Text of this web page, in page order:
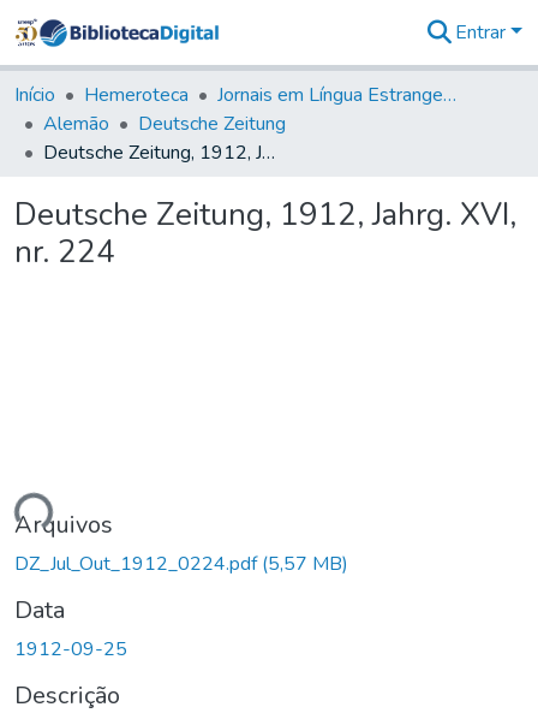
&
Coleções
Tudo na
Biblioteca
Estatísticas
Entrar
Início Hemeroteca
Jornais em Língua Estrangeira
Alemão
Deutsche Zeitung
Deutsche Zeitung, 1912, Jahrg. XVI, nr. 224
Deutsche Zeitung, 1912, Jahrg. XVI,
nr. 224
Arquivos
DZ_Jul_Out_1912_0224.pdf(5,57 MB)
Data
1912-09-25
Descrição